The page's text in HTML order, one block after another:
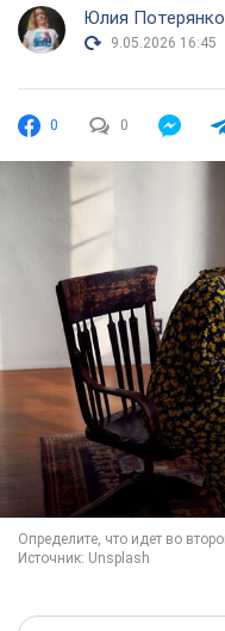
Юлия Потерянко
9.05.2026 16:45
0 0